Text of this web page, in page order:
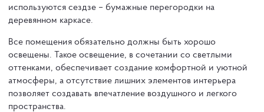
используются сездзе – бумажные перегородки на
деревянном каркасе.
Все помещения обязательно должны быть хорошо
освещены. Такое освещение, в сочетании со светлыми
оттенками, обеспечивает создание комфортной и уютной
атмосферы, а отсутствие лишних элементов интерьера
позволяет создавать впечатление воздушного и легкого
пространства.